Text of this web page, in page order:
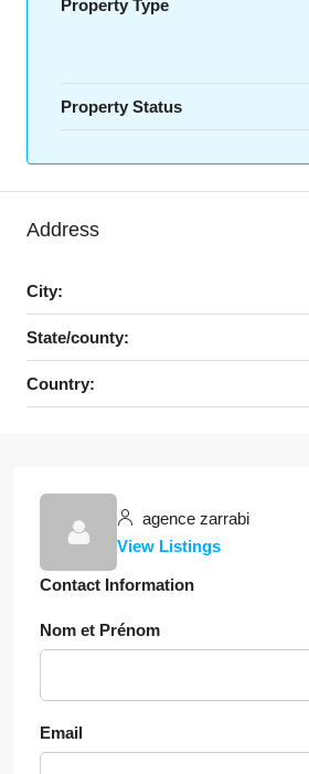
Property Type
Property Status
Address
City:
State/county:
Country:
agence zarrabi
View Listings
Contact Information
Nom et Prénom
Email